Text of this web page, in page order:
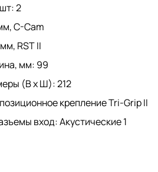
2
C-Cam
RST II
мм: 99
(В х Ш): 212
крепление Tri-Grip II
вход: Акустические 1